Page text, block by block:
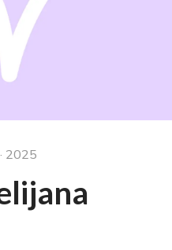
2025